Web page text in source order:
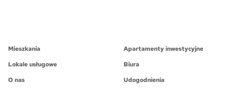
Mieszkania
Apartamenty inwestycyjne
Lokale usługowe
Biura
O nas
Udogodnienia